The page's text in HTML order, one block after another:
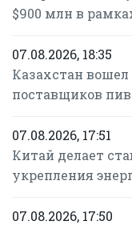
$900 млн в
07.08.2026, 18:35
Казахстан
поставщиков
07.08.2026, 17:51
Китай делает
укрепления
07.08.2026, 17:50